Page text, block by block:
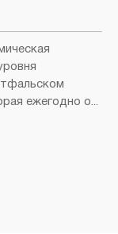
ежегодно о...